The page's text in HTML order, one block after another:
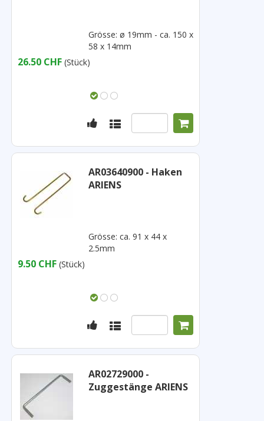
Grösse: ø 19mm - ca. 150 x
58 x 14mm
26.50 CHF (Stück)
AR03640900 - Haken
ARIENS
Grösse: ca. 91 x 44 x
2.5mm
9.50 CHF (Stück)
AR02729000 -
Zuggestänge ARIENS